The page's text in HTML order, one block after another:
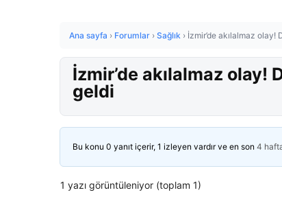
Ana sayfa › Forumlar › Sağlık › İzmir’de akılalmaz olay!
İzmir’de akılalmaz olay!
geldi
Bu konu 0 yanıt içerir, 1 izleyen vardır ve en son 4
1 yazı görüntüleniyor (toplam 1)